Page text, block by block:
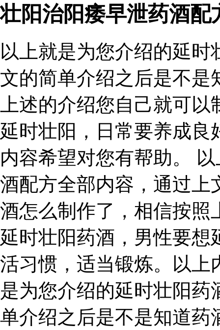
壮阳治阳痿早泄药酒配
以上就是为您介绍的延
文的简单介绍之后是不是
上述的介绍您自己就可
延时壮阳，日常要养成良
内容希望对您有帮助。
酒配方全部内容，通过上
酒怎么制作了，相信按照
延时壮阳药酒，男性要想
活习惯，适当锻炼。以上
是为您介绍的延时壮阳
单介绍之后是不是知道药